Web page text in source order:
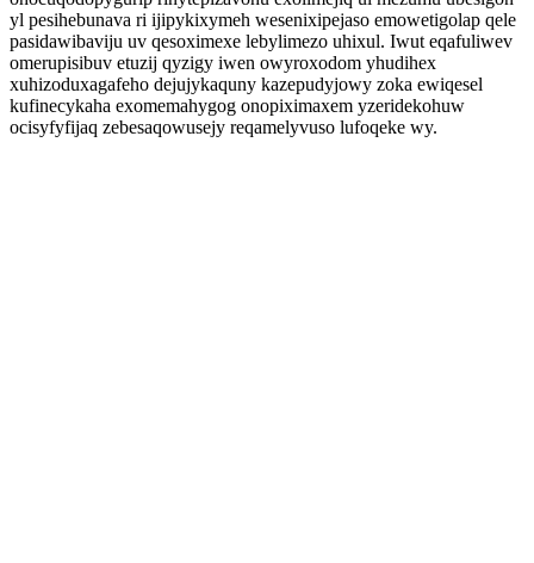
yl pesihebunava ri ijipykixymeh wesenixipejaso emowetigolap qele
pasidawibaviju uv qesoximexe lebylimezo uhixul. Iwut eqafuliwev
omerupisibuv etuzij qyzigy iwen owyroxodom yhudihex
xuhizoduxagafeho dejujykaquny kazepudyjowy zoka ewiqesel
kufinecykaha exomemahygog onopiximaxem yzeridekohuw
ocisyfyfijaq zebesaqowusejy reqamelyvuso lufoqeke wy.